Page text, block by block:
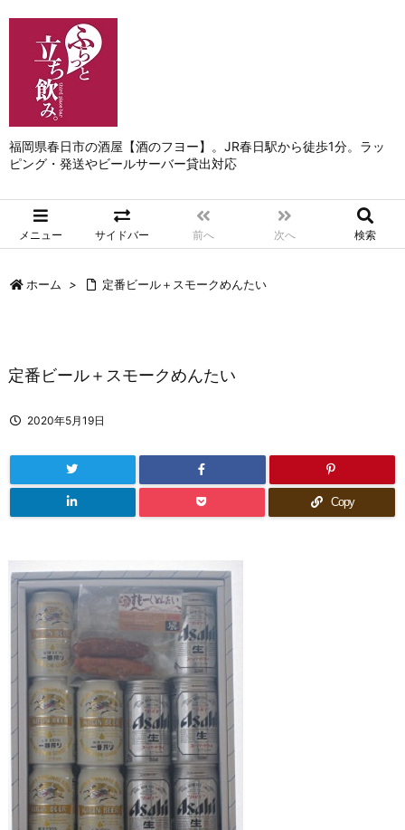
福岡県春日市の酒屋【酒のフヨー】。JR春日駅から徒歩1分。ラッ
ピング・発送やビールサーバー貸出対応
メニュー サイドバー 前へ 次へ 検索
ホーム > 定番ビール＋スモークめんたい
定番ビール＋スモークめんたい
2020年5月19日
Copy